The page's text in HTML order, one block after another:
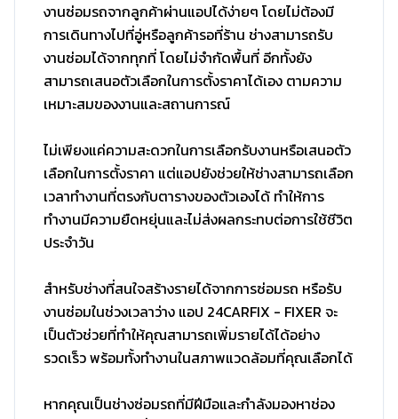
งานซ่อมรถจากลูกค้าผ่านแอปได้ง่ายๆ โดยไม่ต้องมี
การเดินทางไปที่อู่หรือลูกค้ารอที่ร้าน ช่างสามารถรับ
งานซ่อมได้จากทุกที่ โดยไม่จำกัดพื้นที่ อีกทั้งยัง
สามารถเสนอตัวเลือกในการตั้งราคาได้เอง ตามความ
เหมาะสมของงานและสถานการณ์
ไม่เพียงแค่ความสะดวกในการเลือกรับงานหรือเสนอตัว
เลือกในการตั้งราคา แต่แอปยังช่วยให้ช่างสามารถเลือก
เวลาทำงานที่ตรงกับตารางของตัวเองได้ ทำให้การ
ทำงานมีความยืดหยุ่นและไม่ส่งผลกระทบต่อการใช้ชีวิต
ประจำวัน
สำหรับช่างที่สนใจสร้างรายได้จากการซ่อมรถ หรือรับ
งานซ่อมในช่วงเวลาว่าง แอป 24CARFIX - FIXER จะ
เป็นตัวช่วยที่ทำให้คุณสามารถเพิ่มรายได้ได้อย่าง
รวดเร็ว พร้อมทั้งทำงานในสภาพแวดล้อมที่คุณเลือกได้
หากคุณเป็นช่างซ่อมรถที่มีฝีมือและกำลังมองหาช่อง